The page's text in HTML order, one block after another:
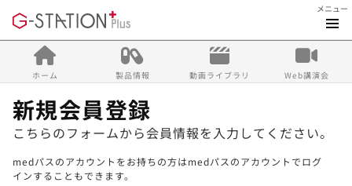
メニュー
ホーム 製品情報 動画ライブラリ Web講演会
新規会員登録
こちらのフォームから会員情報を入力してください。
medパスのアカウントをお持ちの方はmedパスのアカウントでログ
インすることもできます。